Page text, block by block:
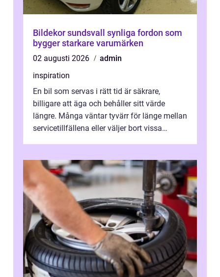
Bildekor sundsvall synliga fordon som
bygger starkare varumärken
02 augusti 2026
admin
inspiration
En bil som servas i rätt tid är säkrare,
billigare att äga och behåller sitt värde
längre. Många väntar tyvärr för länge mellan
servicetillfällena eller väljer bort vissa